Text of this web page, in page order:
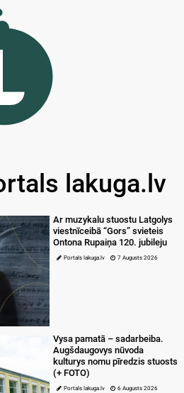
lakuga.lv
Ar muzykalu stuostu Latgolys
viestnīceibā “Gors” svieteis
Ontona Rupaiņa 120. jubileju
Portals lakuga.lv 7 Augusts 2026
Vysa pamatā – sadarbeiba.
Augšdaugovys nūvoda
kulturys nomu pīredzis stuosts
(+ FOTO)
Portals lakuga.lv 6 Augusts 2026